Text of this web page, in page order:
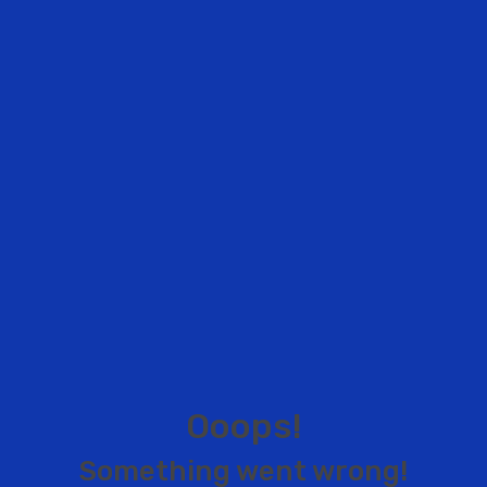
Ooops!
Something went wrong!